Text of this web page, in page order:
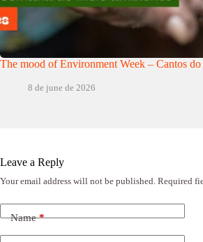
The mood of Environment Week – Cantos do
8 de june de 2026
Leave a Reply
Your email address will not be published. Required
Name*